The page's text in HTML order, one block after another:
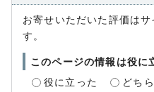
お寄せいただいた評価は
す。
このページの情報は役に
役に立った
どち